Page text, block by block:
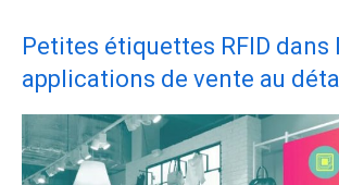
Petites étiquettes RFID dans
applications de vente au